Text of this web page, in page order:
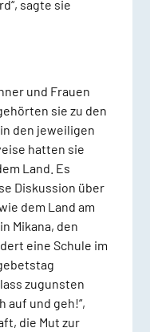
sagte sie
und Frauen
sie zu den
den jeweiligen
hatten sie
Land. Es
Diskussion über
dem Land am
Mikana, den
eine Schule im
zugunsten
auf und geh!“,
die Mut zur